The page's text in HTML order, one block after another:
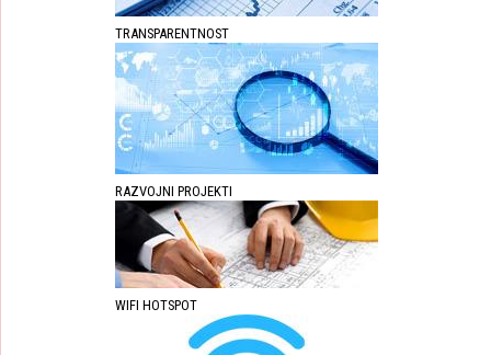
TRANSPARENTNOST
RAZVOJNI PROJEKTI
WIFI HOTSPOT